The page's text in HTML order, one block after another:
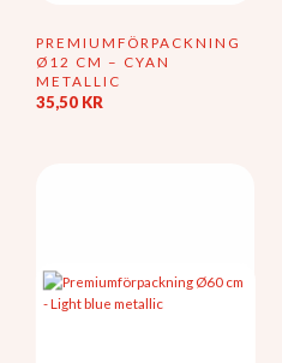
PREMIUMFÖRPACKNING
Ø12 CM – CYAN
METALLIC
35,50 KR